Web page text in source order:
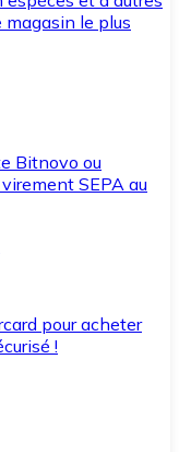
le plus
Bitnovo ou
SEPA au
pour acheter
!